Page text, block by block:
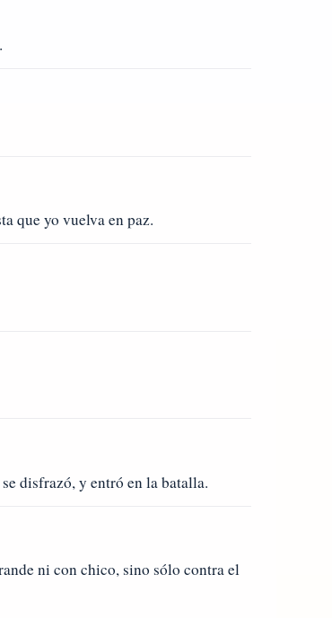
que yo vuelva en paz.
disfrazó, y entró en la batalla.
ni con chico, sino sólo contra el